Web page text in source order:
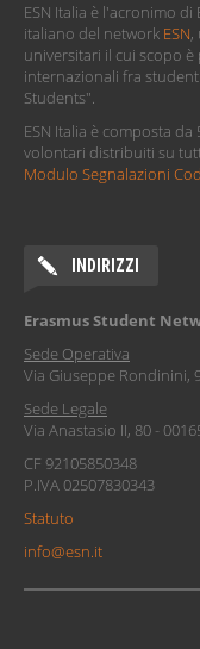
ESN Italia è l'acronimo
italiano del network ESN,
universitari il cui scopo
internazionali fra
Students".
ESN Italia è composta
volontari distribuiti su
Modulo Segnalazioni
INDIRIZZI
Erasmus Student
Sede Operativa
Via Giuseppe Rondinini,
Sede Legale
Via Anastasio II, 80 -
CF 92105850348
P.IVA 02507830343
Statuto
info@esn.it